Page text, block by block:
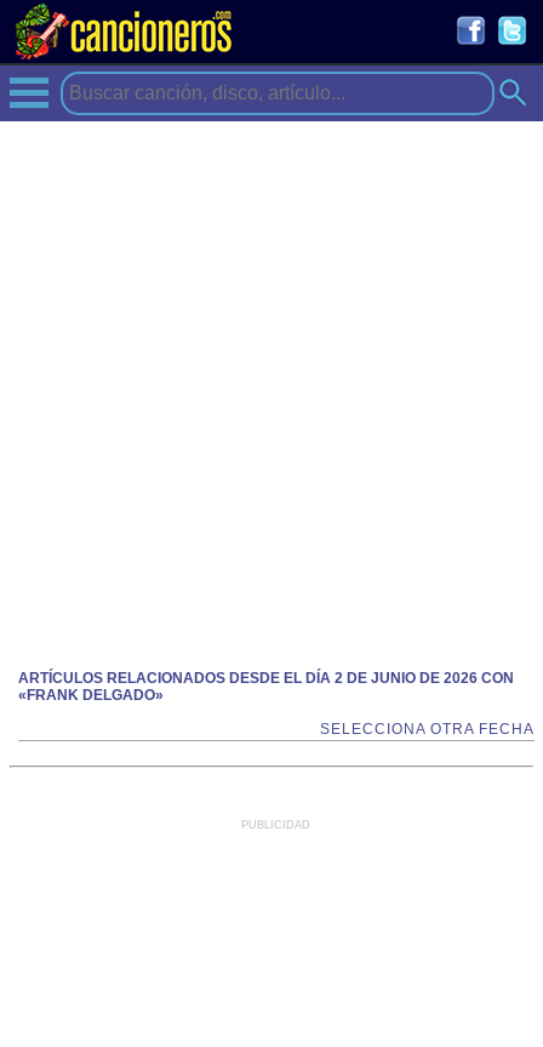
ARTÍCULOS RELACIONADOS DESDE EL DÍA 2 DE JUNIO DE 2026 CON
«FRANK DELGADO»
SELECCIONA OTRA FECHA
PUBLICIDAD